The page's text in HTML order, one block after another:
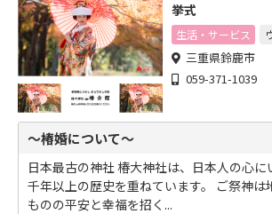
挙式
生活・サービス
三重県鈴鹿市
059-371-1039
～椿婚について～
日本最古の神社 椿大神社は、日本人の心に
千年以上の歴史を重ねています。 ご祭神は
ものの平安と幸福を招く...